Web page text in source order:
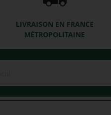
LIVRAISON EN FRANCE
MÉTROPOLITAINE